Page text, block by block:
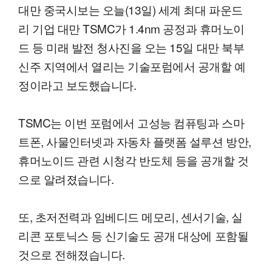
대만 중국시보는 오늘(13일) 세계 최대 파운드
리 기업 대만 TSMC가 1.4nm 공정과 휴머노이
드 등 미래 발전 청사진을 오는 15일 대만 북부
신주 지역에서 열리는 기술포럼에서 공개할 예
정이라고 보도했습니다.
TSMC는 이번 포럼에서 고성능 컴퓨팅과 스마
트폰, 사물인터넷과 자동차 플랫폼 설루션 방안,
휴머노이드 관련 시청각 반도체 등을 공개할 것
으로 알려졌습니다.
또, 초저전력과 임베디드 메모리, 센서기술, 실
리콘 포토닉스 등 신기술도 공개 대상에 포함될
것으로 전해졌습니다.